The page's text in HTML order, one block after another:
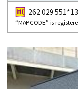
262 029 551*13
“MAPCODE” is